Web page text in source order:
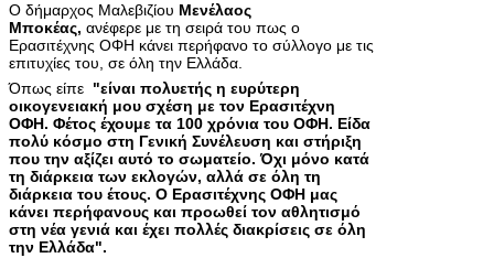
Ο δήμαρχος Μαλεβιζίου Μενέλαος
Μποκέας, ανέφερε με τη σειρά του πως ο
Ερασιτέχνης ΟΦΗ κάνει περήφανο το σύλλογο με τις
επιτυχίες του, σε όλη την Ελλάδα.
Όπως είπε "είναι πολυετής η ευρύτερη
οικογενειακή μου σχέση με τον Ερασιτέχνη
ΟΦΗ. Φέτος έχουμε τα 100 χρόνια του ΟΦΗ. Είδα
πολύ κόσμο στη Γενική Συνέλευση και στήριξη
που την αξίζει αυτό το σωματείο. Όχι μόνο κατά
τη διάρκεια των εκλογών, αλλά σε όλη τη
διάρκεια του έτους. Ο Ερασιτέχνης ΟΦΗ μας
κάνει περήφανους και προωθεί τον αθλητισμό
στη νέα γενιά και έχει πολλές διακρίσεις σε όλη
την Ελλάδα".